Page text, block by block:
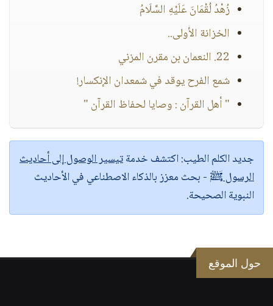
زُهْدُ لُقْمَانَ عَلَيْهِ السَّلَامُ
الخزانة الأولى..
22. النعمان بن مقرن المزني
شمع الفرح يوقد في شمعدان الإنكسار!
" أهل القرآن : وصايا لحفاظ القرآن "
جديد الكلم الطيب:اكتشف خدمةتيسير الوصول إلى أحاديث
الرسول ﷺ - بحث معزز بالذكاء الاصطناعي في الأحاديث
النبوية الصحيحة.
حول الموقع